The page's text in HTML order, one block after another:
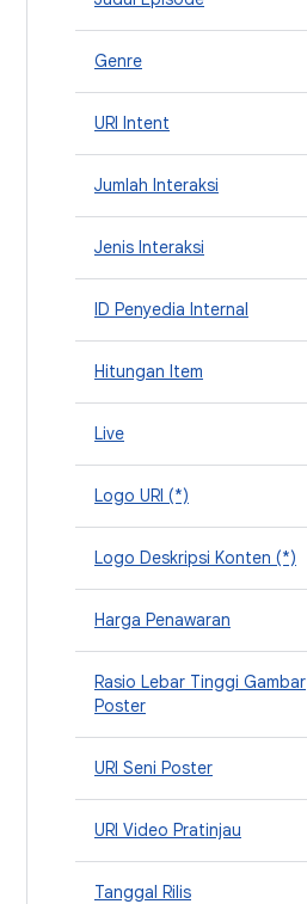
Genre
URI Intent
Jumlah Interaksi
Jenis Interaksi
ID Penyedia Internal
Hitungan Item
Live
Logo URI (*)
Logo Deskripsi Konten (*)
Harga Penawaran
Rasio Lebar Tinggi Gambar
Poster
URI Seni Poster
URI Video Pratinjau
Tanggal Rilis